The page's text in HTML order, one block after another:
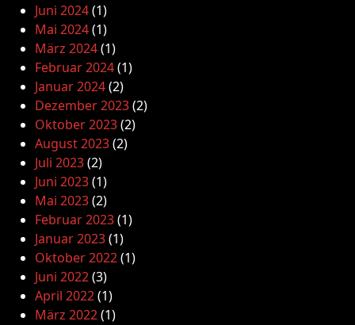
Juni 2024(1)
Mai 2024(1)
März 2024(1)
Februar 2024(1)
Januar 2024(2)
Dezember 2023(2)
Oktober 2023(2)
August 2023(2)
Juli 2023(2)
Juni 2023(1)
Mai 2023(2)
Februar 2023(1)
Januar 2023(1)
Oktober 2022(1)
Juni 2022(3)
April 2022(1)
März 2022(1)